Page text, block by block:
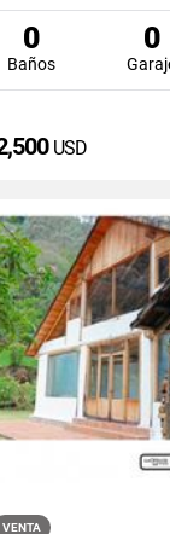
0
Baños
0
USD
VENTA